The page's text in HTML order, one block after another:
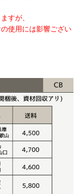
すが、
使用には影響ござい